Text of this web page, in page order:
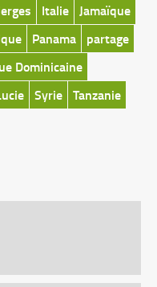
Italie Jamaïque
Panama
partage
Dominicaine
Syrie Tanzanie